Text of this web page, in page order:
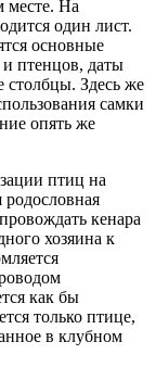
месте. На
один лист.
основные
птенцов, даты
столбцы. Здесь же
самки
опять же
птиц на
кенара
хозяина к
как бы
только птице,
в клубном